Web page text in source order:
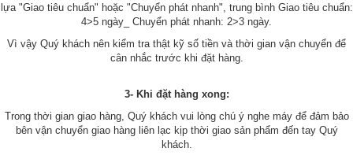
lựa "Giao tiêu chuẩn" hoặc "Chuyển phát nhanh", trung bình Giao tiêu chuẩn:
4>5 ngày_ Chuyển phát nhanh: 2>3 ngày.
Vì vậy Quý khách nên kiểm tra thật kỹ số tiền và thời gian vận chuyển để
cân nhắc trước khi đặt hàng.
3- Khi đặt hàng xong:
Trong thời gian giao hàng, Quý khách vui lòng chú ý nghe máy để đảm bảo
bên vận chuyển giao hàng liên lạc kịp thời giao sản phẩm đến tay Quý
khách.